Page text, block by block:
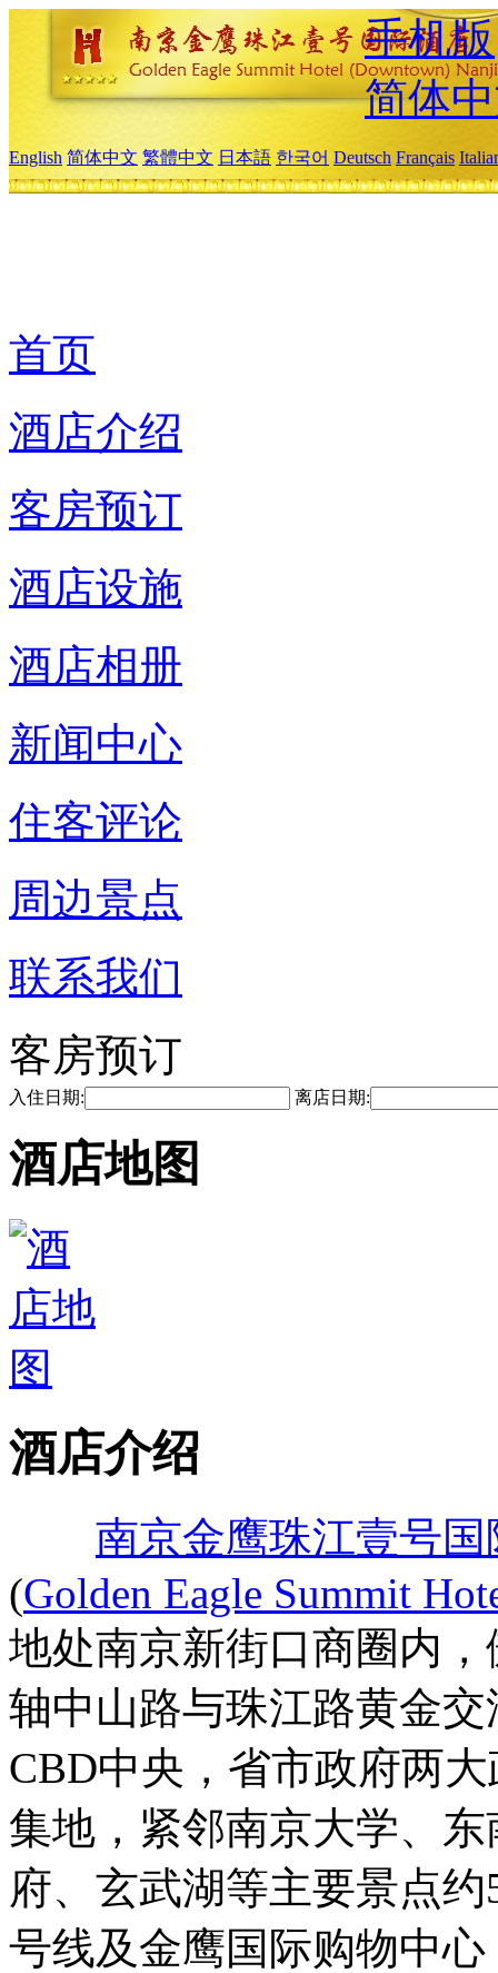
手机版
简体
English 简体中文 繁體中文 日本語 한국어 Deutsch Français
首页
酒店介绍
客房预订
酒店设施
酒店相册
新闻中心
住客评论
周边景点
联系我们
客房预订
入住日期: 离店日期:
酒店地图
酒店介绍
南京金鹰珠江壹号国
(Golden Eagle Summit
地处南京新街口商圈内
轴中山路与珠江路黄金
CBD中央，省市政府两
集地，紧邻南京大学、
府、玄武湖等主要景点
号线及金鹰国际购物中